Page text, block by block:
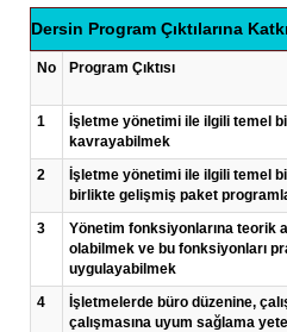
Dersin Program Çıktılarına
No Program Çıktısı
1
İşletme yönetimi ile ilgili temel
kavrayabilmek
2
İşletme yönetimi ile ilgili temel
birlikte gelişmiş paket
3
Yönetim fonksiyonlarına teorik
olabilmek ve bu fonksiyonları
uygulayabilmek
4
İşletmelerde büro düzenine,
çalışmasına uyum sağlama